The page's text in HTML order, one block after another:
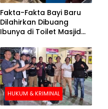
Fakta-Fakta Bayi Baru
Dilahirkan Dibuang
Ibunya di Toilet Masjid
HUKUM & KRIMINAL